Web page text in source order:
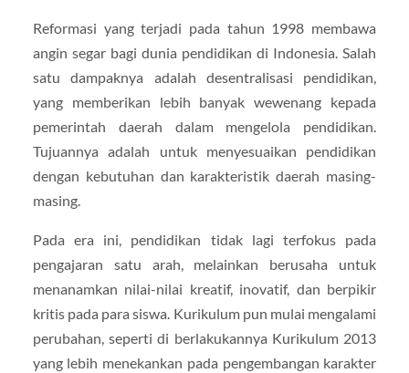
Reformasi yang terjadi pada tahun 1998 membawa
angin segar bagi dunia pendidikan di Indonesia. Salah
satu dampaknya adalah desentralisasi pendidikan,
yang memberikan lebih banyak wewenang kepada
pemerintah daerah dalam mengelola pendidikan.
Tujuannya adalah untuk menyesuaikan pendidikan
dengan kebutuhan dan karakteristik daerah masing-
masing.
Pada era ini, pendidikan tidak lagi terfokus pada
pengajaran satu arah, melainkan berusaha untuk
menanamkan nilai-nilai kreatif, inovatif, dan berpikir
kritis pada para siswa. Kurikulum pun mulai mengalami
perubahan, seperti di berlakukannya Kurikulum 2013
yang lebih menekankan pada pengembangan karakter